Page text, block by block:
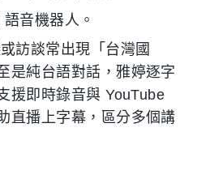
音機器人。
訪談常出現「台灣國
是純台語對話，雅婷逐字
援即時錄音與 YouTube
直播上字幕，區分多個講